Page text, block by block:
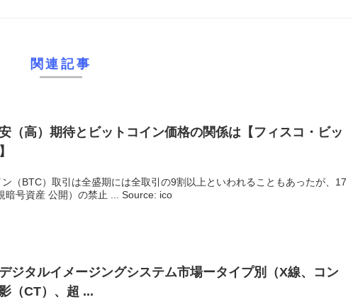
関連記事
（高）期待とビットコイン価格の関係は【フィスコ・ビッ
（BTC）取引は全盛期には全取引の9割以上といわれることもあったが、17
暗号資産 公開）の禁止 ... Source: ico
ジタルイメージングシステム市場ータイプ別（X線、コン
（CT）、超 ...